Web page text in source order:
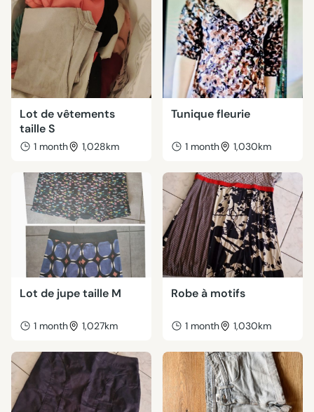
Lot de vêtements
taille S
1 month 1,028km
Tunique fleurie
1 month 1,030km
Lot de jupe taille M
1 month 1,027km
Robe à motifs
1 month 1,030km